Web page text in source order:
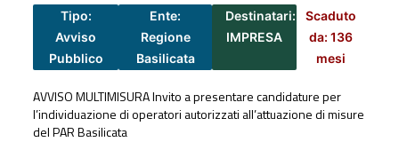
Tipo:
Avviso
Pubblico
Ente:
Regione
Basilicata
Destinatari:
IMPRESA
Scaduto
da: 136
mesi
AVVISO MULTIMISURA Invito a presentare candidature per
l’individuazione di operatori autorizzati all’attuazione di misure
del PAR Basilicata